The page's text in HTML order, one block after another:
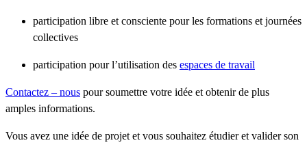
participation libre et consciente pour les formations et journées
collectives
participation pour l’utilisation des espaces de travail
Contactez – nous pour soumettre votre idée et obtenir de plus
amples informations.
Vous avez une idée de projet et vous souhaitez étudier et valider son